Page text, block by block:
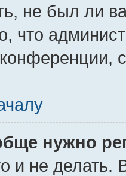
не был ли
что
нужно
и не делать.